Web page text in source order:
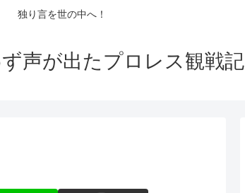
独り言を世の中へ！
声が出たプロレス観戦記